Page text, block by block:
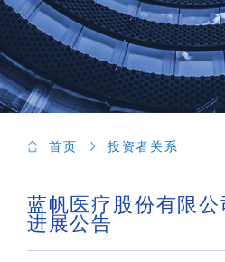
首页 投资者关系
蓝帆医疗股份有限公
进展公告